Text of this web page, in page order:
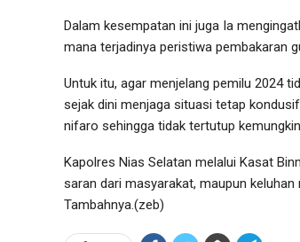
Dalam kesempatan ini juga Ia
mana terjadinya peristiwa pembakaran
Untuk itu, agar menjelang pemilu 2024
sejak dini menjaga situasi tetap
nifaro sehingga tidak tertutup
Kapolres Nias Selatan melalui Kasat
saran dari masyarakat, maupun
Tambahnya.(zeb)